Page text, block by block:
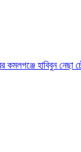
হাবিবুন নেছা